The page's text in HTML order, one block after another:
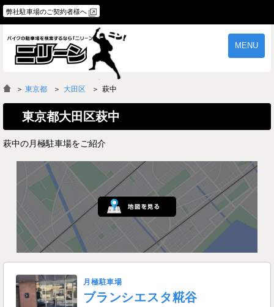
弊社駐車場のご契約者様へ
MENU
物件一覧
よくあるご質問
＞ 東京都 大田区 萩中
東京都大田区萩中
萩中の月極駐車場をご紹介
月極駐車場
ブランシエスタ糀谷